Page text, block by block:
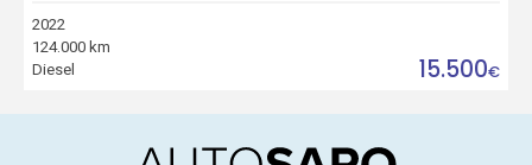
2022
124.000 km
Diesel
15.500€